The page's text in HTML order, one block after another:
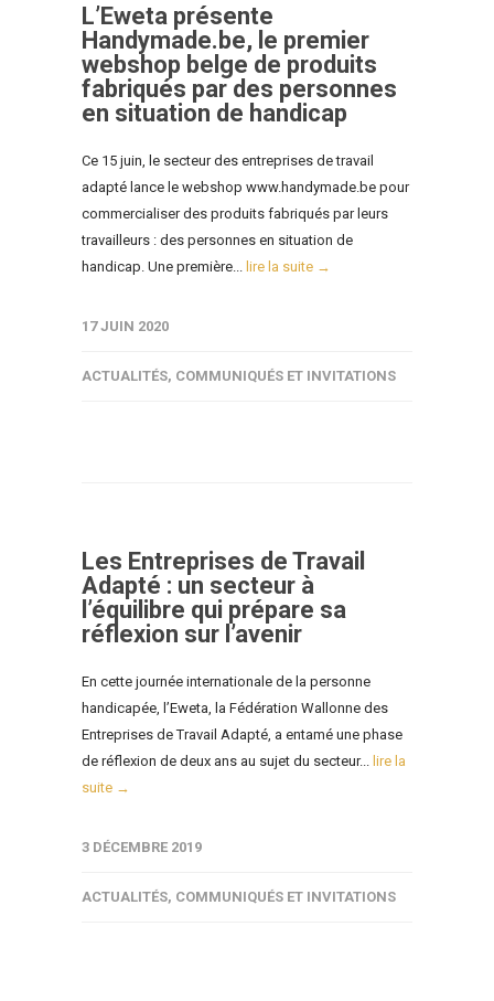
L’Eweta présente
Handymade.be, le premier
webshop belge de produits
fabriqués par des personnes
en situation de handicap
Ce 15 juin, le secteur des entreprises de travail
adapté lance le webshop www.handymade.be pour
commercialiser des produits fabriqués par leurs
travailleurs : des personnes en situation de
handicap. Une première...
lire la suite →
17 JUIN 2020
ACTUALITÉS, COMMUNIQUÉS ET INVITATIONS
Les Entreprises de Travail
Adapté : un secteur à
l’équilibre qui prépare sa
réflexion sur l’avenir
En cette journée internationale de la personne
handicapée, l’Eweta, la Fédération Wallonne des
Entreprises de Travail Adapté, a entamé une phase
de réflexion de deux ans au sujet du secteur...
lire la
suite →
3 DÉCEMBRE 2019
ACTUALITÉS, COMMUNIQUÉS ET INVITATIONS